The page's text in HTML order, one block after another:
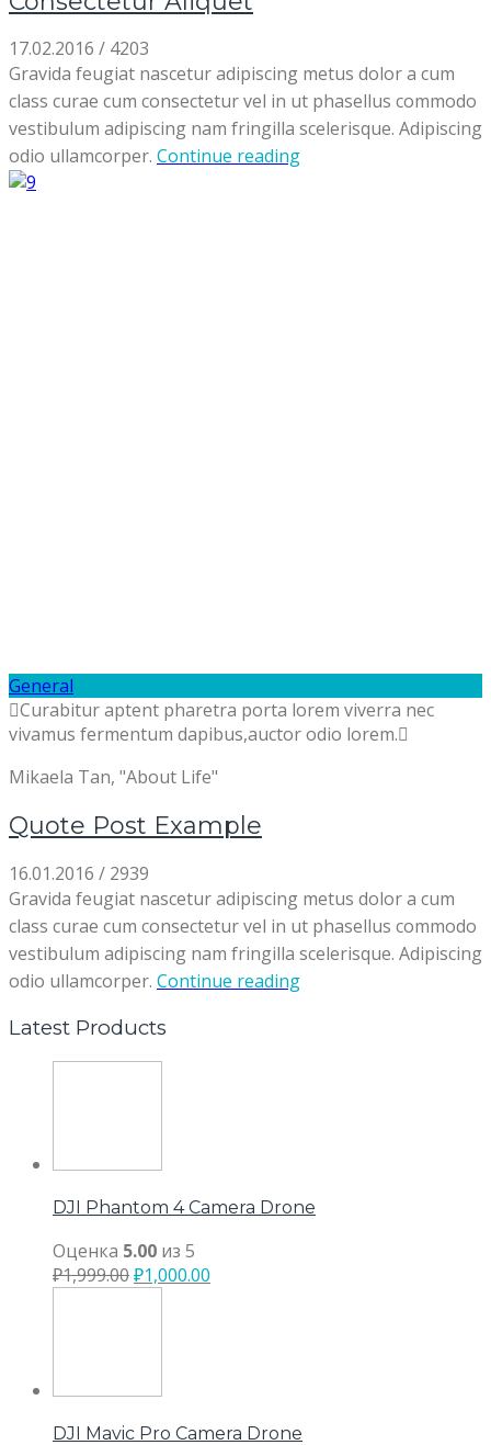
17.02.2016 / 4203
Gravida feugiat nascetur adipiscing metus dolor a cum
class curae cum consectetur vel in ut phasellus commodo
vestibulum adipiscing nam fringilla scelerisque. Adipiscing
odio ullamcorper. Continue reading
General
Curabitur aptent pharetra porta lorem viverra nec
vivamus fermentum dapibus,auctor odio lorem.
Mikaela Tan, "About Life"
Quote Post Example
16.01.2016 / 2939
Gravida feugiat nascetur adipiscing metus dolor a cum
class curae cum consectetur vel in ut phasellus commodo
vestibulum adipiscing nam fringilla scelerisque. Adipiscing
odio ullamcorper. Continue reading
Latest Products
DJI Phantom 4 Camera Drone
Оценка 5.00 из 5
₽1,999.00₽1,000.00
DJI Mavic Pro Camera Drone